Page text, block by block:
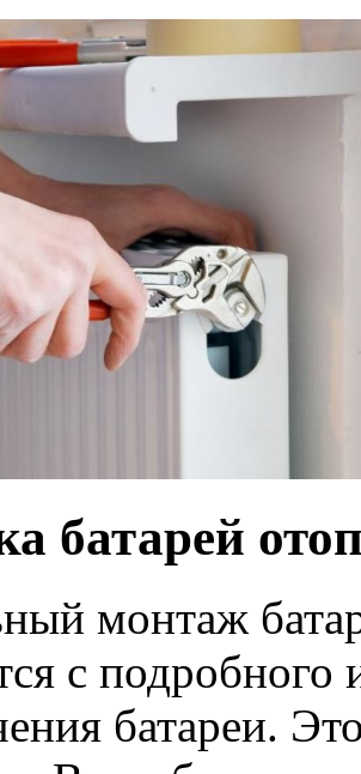
батарей
монтаж
с подробного
батареи.